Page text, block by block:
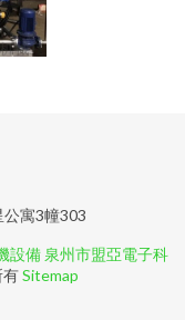
寓3幢303
設備 泉州市盟亞電子科
有Sitemap